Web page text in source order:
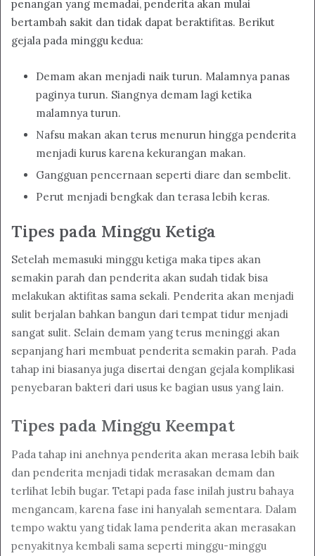
penangan yang memadai, penderita akan mulai
bertambah sakit dan tidak dapat beraktifitas. Berikut
gejala pada minggu kedua:
Demam akan menjadi naik turun. Malamnya panas
paginya turun. Siangnya demam lagi ketika
malamnya turun.
Nafsu makan akan terus menurun hingga penderita
menjadi kurus karena kekurangan makan.
Gangguan pencernaan seperti diare dan sembelit.
Perut menjadi bengkak dan terasa lebih keras.
Tipes pada Minggu Ketiga
Setelah memasuki minggu ketiga maka tipes akan
semakin parah dan penderita akan sudah tidak bisa
melakukan aktifitas sama sekali. Penderita akan menjadi
sulit berjalan bahkan bangun dari tempat tidur menjadi
sangat sulit. Selain demam yang terus meninggi akan
sepanjang hari membuat penderita semakin parah. Pada
tahap ini biasanya juga disertai dengan gejala komplikasi
penyebaran bakteri dari usus ke bagian usus yang lain.
Tipes pada Minggu Keempat
Pada tahap ini anehnya penderita akan merasa lebih baik
dan penderita menjadi tidak merasakan demam dan
terlihat lebih bugar. Tetapi pada fase inilah justru bahaya
mengancam, karena fase ini hanyalah sementara. Dalam
tempo waktu yang tidak lama penderita akan merasakan
penyakitnya kembali sama seperti minggu-minggu